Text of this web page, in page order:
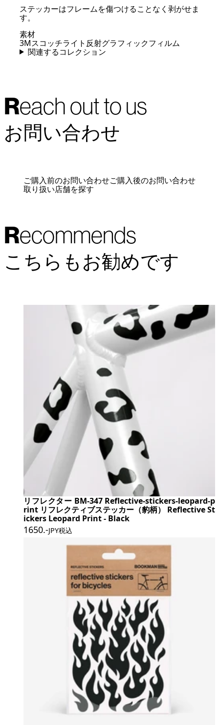
ステッカーはフレームを傷つけることなく剥がせま
す。
素材
3Mスコッチライト反射グラフィックフィルム
関連するコレクション
Reach out to us
お問い合わせ
ご購入前のお問い合わせご購入後のお問い合わせ
取り扱い店舗を探す
Recommends
こちらもお勧めです
リフレクター BM-347 Reflective-stickers-leopard-p
rint リフレクティブステッカー（豹柄） Reflective St
ickers Leopard Print - Black
1650.-JPY税込